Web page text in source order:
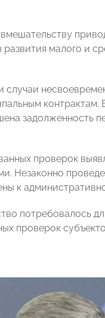
малого и
контрактам.
задолженность
проверок
Незаконно
к
потребовалось
проверок